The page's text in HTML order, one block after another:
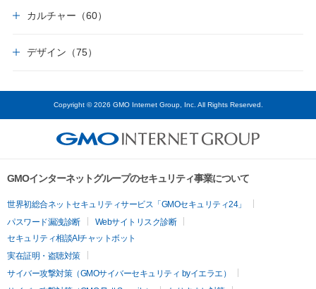
カルチャー（60）
デザイン（75）
Copyright © 2026 GMO Internet Group, Inc. All Rights Reserved.
GMOインターネットグループのセキュリティ事業について
世界初総合ネットセキュリティサービス「GMOセキュリティ24」
パスワード漏洩診断
Webサイトリスク診断
セキュリティ相談AIチャットボット
実在証明・盗聴対策
サイバー攻撃対策（GMOサイバーセキュリティ byイエラエ）